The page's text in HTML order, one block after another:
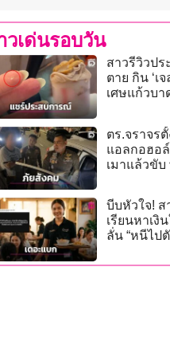
วเด่นรอบวัน
สาวรีวิวป
ตาย กิน ‘เ
เศษแก้วบา
ตร.จราจร
แอลกอฮอ
เมาแล้วขั
บีบหัวใจ! ส
เรียนหาเ
ลั่น “หนีไป